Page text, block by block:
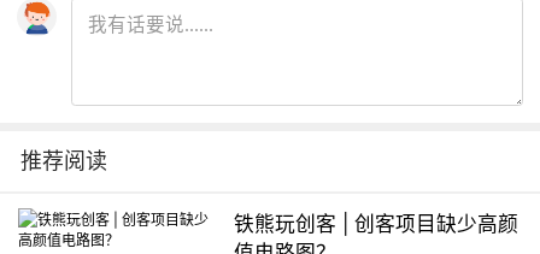
推荐阅读
铁熊玩创客 | 创客项目缺少高颜